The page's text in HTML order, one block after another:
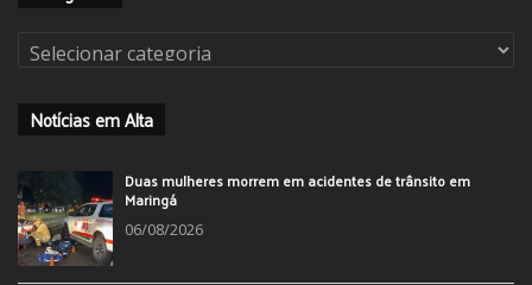
Categorias
Notícias em Alta
Duas mulheres morrem em acidentes de trânsito em
Maringá
06/08/2026